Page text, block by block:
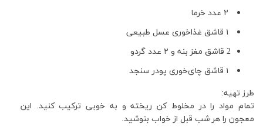
۲ عدد خرما
۱ قاشق غذاخوری عسل طبیعی
2 قاشق مغز بنه و
۲ عدد گردو
۱ قاشق چای‌خوری پودر سنجد
طرز تهیه:
تمام مواد را در مخلوط‌ کن ریخته و به خوبی ترکیب کنید. این
معجون را هر شب قبل از خواب بنوشید.